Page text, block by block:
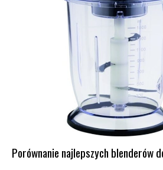
Porównanie najlepszych blenderów